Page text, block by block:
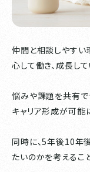
仲間と相談しやすい
心して働き、成長し
悩みや課題を共有で
キャリア形成が可能
同時に、5年後10年
たいのかを考えるこ